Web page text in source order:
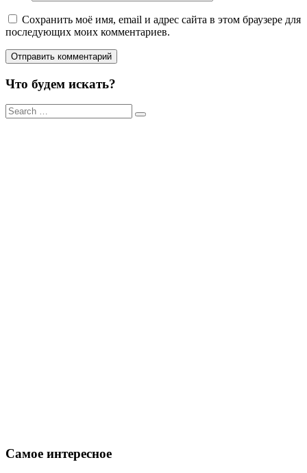
Сохранить моё имя, email и адрес сайта в этом браузере для
последующих моих комментариев.
Что будем искать?
Результаты
поиска
Самое интересное